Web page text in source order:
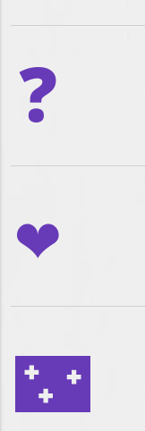
❓
❤️
🌃